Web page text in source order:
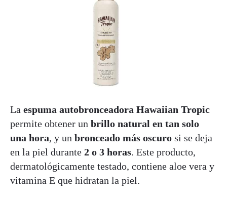
La espuma autobronceadora Hawaiian Tropic
permite obtener un brillo natural en tan solo
una hora, y un bronceado más oscuro si se deja
en la piel durante 2 o 3 horas. Este producto,
dermatológicamente testado, contiene aloe vera y
vitamina E que hidratan la piel.